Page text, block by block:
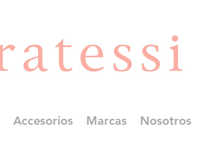
Accesorios Marcas Nosotros